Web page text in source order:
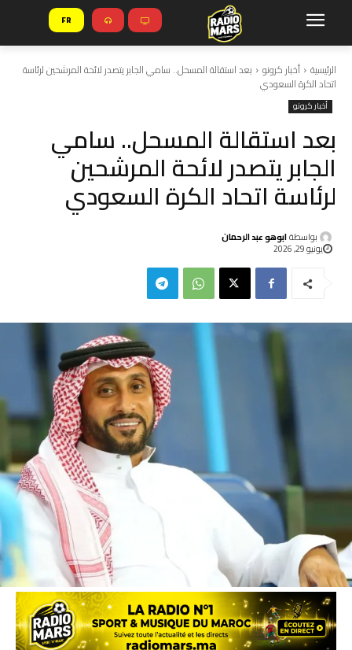
FR
الرئيسية أخبار كرونو بعد استقالة المسحل.. سامي الجابر يتصدر لائحة المرشحين لرئاسة
اتحاد الكرة السعودي
أخبار كرونو
بعد استقالة المسحل.. سامي
الجابر يتصدر لائحة المرشحين
لرئاسة اتحاد الكرة السعودي
بواسطةابوهو عبد الرحمان
يونيو 29, 2026